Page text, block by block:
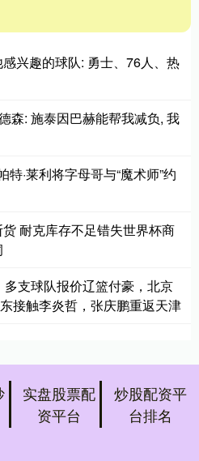
兴趣的球队: 勇士、76人、热
森: 施泰因巴赫能帮我减负, 我
特·莱利将字母哥与“魔术师”约
耐克库存不足错失世界杯商
支球队报价辽篮付豪，北京
接触李炎哲，张庆鹏重返天津
实盘股票配
资平台
炒股配资平
台排名